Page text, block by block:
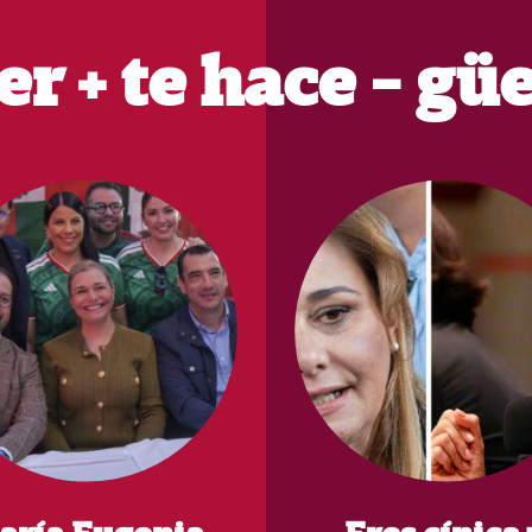
+ te hace -